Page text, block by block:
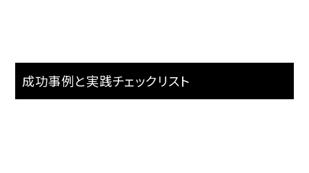
成功事例と実践チェックリスト